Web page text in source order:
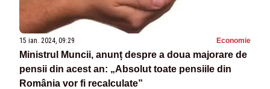
15 ian. 2024, 09:29 Economie
Ministrul Muncii, anunț despre a doua majorare de
pensii din acest an: „Absolut toate pensiile din
România vor fi recalculate”